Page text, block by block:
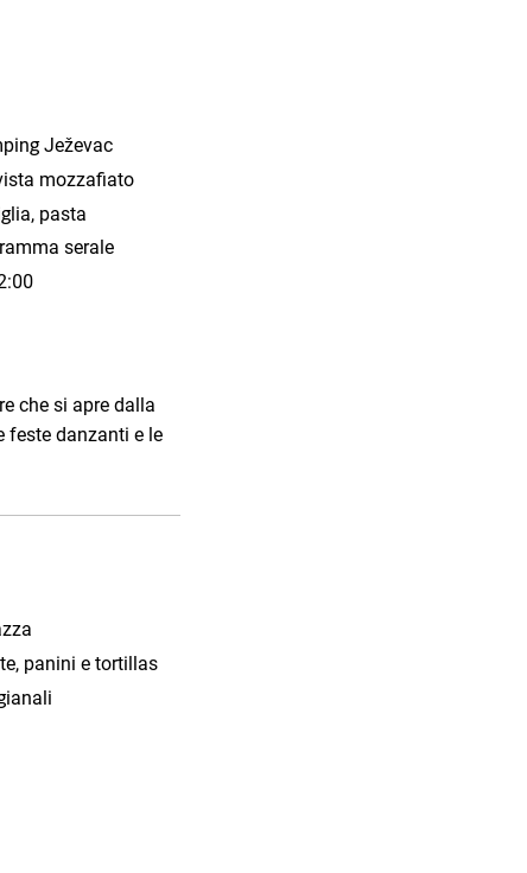
Ježevac
mozzafiato
pasta
serale
che si apre dalla
feste danzanti e le
panini e tortillas